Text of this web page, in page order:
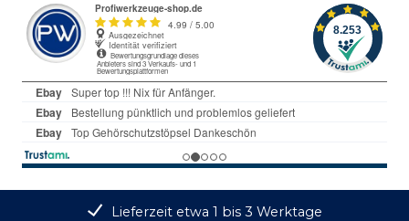
Lieferzeit etwa 1 bis 3 Werktage